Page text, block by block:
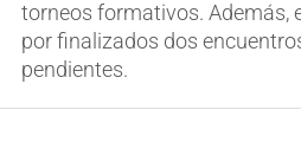
torneos formativos. Además,
por finalizados dos
pendientes.